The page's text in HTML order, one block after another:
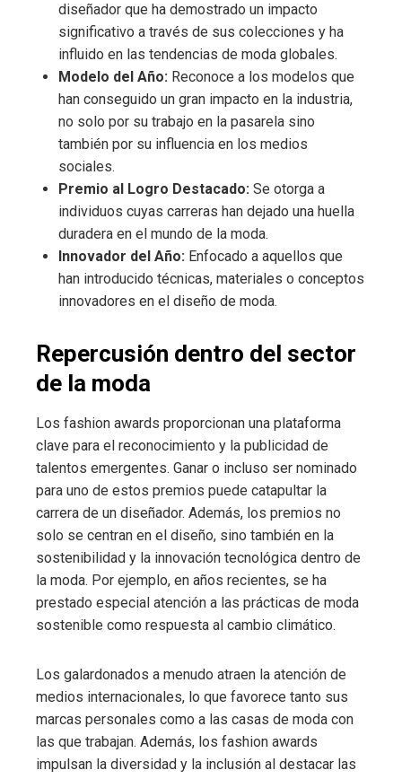
diseñador que ha demostrado un impacto
significativo a través de sus colecciones y ha
influido en las tendencias de moda globales.
Modelo del Año: Reconoce a los modelos que
han conseguido un gran impacto en la industria,
no solo por su trabajo en la pasarela sino
también por su influencia en los medios
sociales.
Premio al Logro Destacado: Se otorga a
individuos cuyas carreras han dejado una huella
duradera en el mundo de la moda.
Innovador del Año: Enfocado a aquellos que
han introducido técnicas, materiales o conceptos
innovadores en el diseño de moda.
Repercusión dentro del sector
de la moda
Los fashion awards proporcionan una plataforma
clave para el reconocimiento y la publicidad de
talentos emergentes. Ganar o incluso ser nominado
para uno de estos premios puede catapultar la
carrera de un diseñador. Además, los premios no
solo se centran en el diseño, sino también en la
sostenibilidad y la innovación tecnológica dentro de
la moda. Por ejemplo, en años recientes, se ha
prestado especial atención a las prácticas de moda
sostenible como respuesta al cambio climático.
Los galardonados a menudo atraen la atención de
medios internacionales, lo que favorece tanto sus
marcas personales como a las casas de moda con
las que trabajan. Además, los fashion awards
impulsan la diversidad y la inclusión al destacar las